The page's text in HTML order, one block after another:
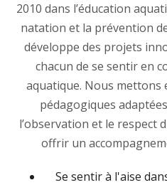
2010 dans l’éducation
natation et la prévention
développe des projets
chacun de se sentir en
aquatique. Nous
pédagogiques
l’observation et le respect
offrir un
Se sentir à l'aise